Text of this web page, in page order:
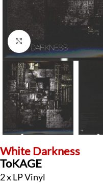
Klick zum Vergrößern
White Darkness
ToKAGE
2 x LP Vinyl